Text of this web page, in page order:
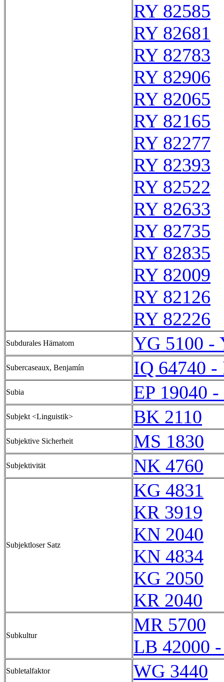
RY 82585
RY 82681
RY 82783
RY 82906
RY 82065
RY 82165
RY 82277
RY 82393
RY 82522
RY 82633
RY 82735
RY 82835
RY 82009
RY 82126
RY 82226
Subdurales Hämatom YG 5100 -
Subercaseaux, Benjamín IQ 64740 -
Subia EP 19040
Subjekt <Linguistik> BK 2110
Subjektive Sicherheit MS 1830
Subjektivität NK 4760
Subjektloser Satz
KG 4831
KR 3919
KN 2040
KN 4834
KG 2050
KR 2040
Subkultur
MR 5700
LB 42000
Subletalfaktor WG 3440